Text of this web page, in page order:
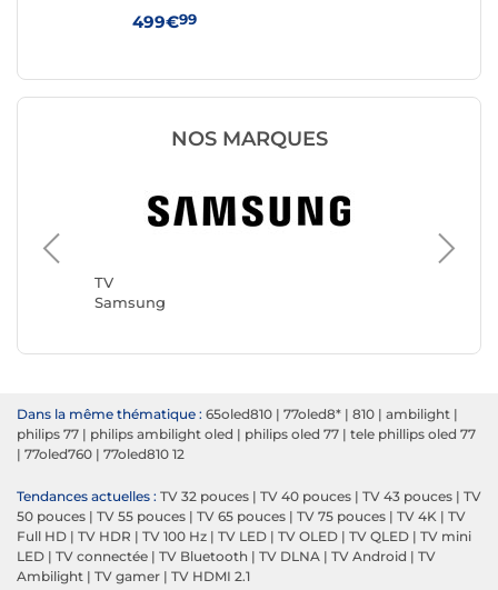
499€99
NOS MARQUES
TV
Samsung
TV
TCL
Dans la même thématique : 65oled810 | 77oled8* | 810 | ambilight |
philips 77 | philips ambilight oled | philips oled 77 | tele phillips oled 77
| 77oled760 | 77oled810 12
Tendances actuelles : TV 32 pouces | TV 40 pouces | TV 43 pouces | TV
50 pouces | TV 55 pouces | TV 65 pouces | TV 75 pouces | TV 4K | TV
Full HD | TV HDR | TV 100 Hz | TV LED | TV OLED | TV QLED | TV mini
LED | TV connectée | TV Bluetooth | TV DLNA | TV Android | TV
Ambilight | TV gamer | TV HDMI 2.1